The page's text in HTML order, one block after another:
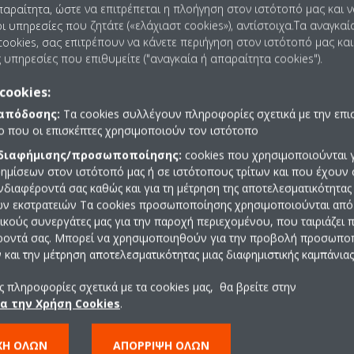
αλλά δεν επιφέρει καμία αλλαγή στη θερμοκρασία ονομάζεται
θεμελιώδης για την κατανόηση του λόγου για τον οποίο
τον λόγο για τον οποίο οι όροι «συνολική ικανότητα» (αισθητή
για τον προσδιορισμό της ψυκτικής ικανότητας μιας
στο εσωτερικό της μονάδας, λόγω της απομάκρυνσης
ικανότητα για τη μείωση της θερμοκρασίας και η
αέρα.
ώστε να επιτρέπεται η πλοήγηση στον ιστότοπό μας και
υπηρεσίες που ζητάτε («ελάχιαστ cookies»), αντίστοιχα.Τα
σας επιτρέπουν να κάνετε περιήγηση στον ιστότοπό μας
υπηρεσίες που επιθυμείτε ("αναγκαία ή απαραίτητα cookies").
Τα cookies συλλέγουν πληροφορίες σχετικά με την
που οι επισκέπτες χρησιμοποιούν τον ιστότοπο
προσωποποίησης: cookies που χρησιμοποιούνται
στον ιστότοπό μας ή σε ιστότοπους τρίτων και που έχουν
σας καθώς και για τη μέτρηση της
εκστρατειών Τα cookies προσωποποίησης χρησιμοποιούνται
συνεργάτες μας για την παροχή περιεχομένου, που ταιριάζει
σας. Μπορεί να χρησιμοποιηθούν για την προβολή
την μέτρηση αποτελεσματικότητας μιας διαφημιστικής καμπάνιας
πληροφορίες σχετικά με τα cookies μας, θα βρείτε στην
την Χρήση Cookies.
ΌΛΩΝ ΑΠΌΡΡΙΨΗ ΌΛΩΝ